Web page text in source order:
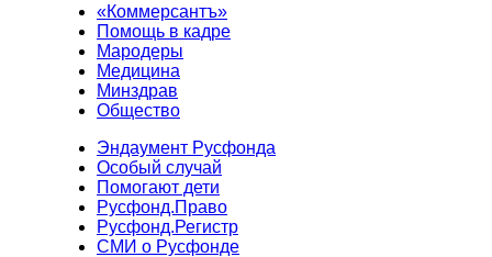
«Коммерсантъ»
Помощь в кадре
Мародеры
Медицина
Минздрав
Общество
Эндаумент Русфонда
Особый случай
Помогают дети
Русфонд.Право
Русфонд.Регистр
СМИ о Русфонде